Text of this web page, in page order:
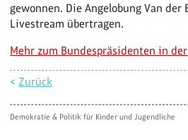
gewonnen. Die Angelobung Van
Livestream übertragen.
Mehr zum Bundespräsidenten in
<Zurück
Demokratie & Politik für Kinder und Jugendliche